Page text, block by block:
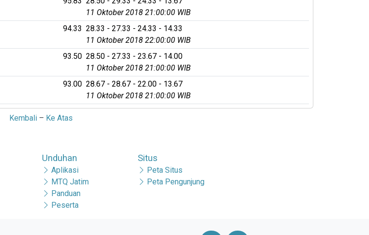
11 Oktober 2018 21:00:00 WIB
94.33 28.33 - 27.33 - 24.33 - 14.33
11 Oktober 2018 22:00:00 WIB
93.50 28.50 - 27.33 - 23.67 - 14.00
11 Oktober 2018 21:00:00 WIB
93.00 28.67 - 28.67 - 22.00 - 13.67
11 Oktober 2018 21:00:00 WIB
Kembali – Ke Atas
Unduhan
Aplikasi
MTQ Jatim
Panduan
Peserta
Situs
Peta Situs
Peta Pengunjung